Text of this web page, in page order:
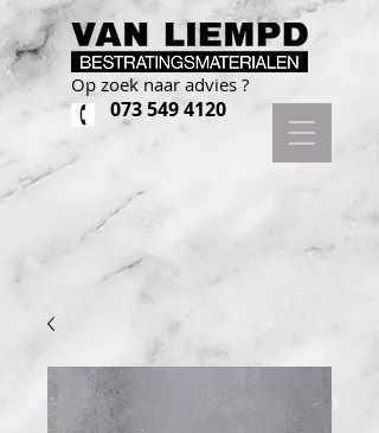
Op zoek naar advies ?
073 549 4120